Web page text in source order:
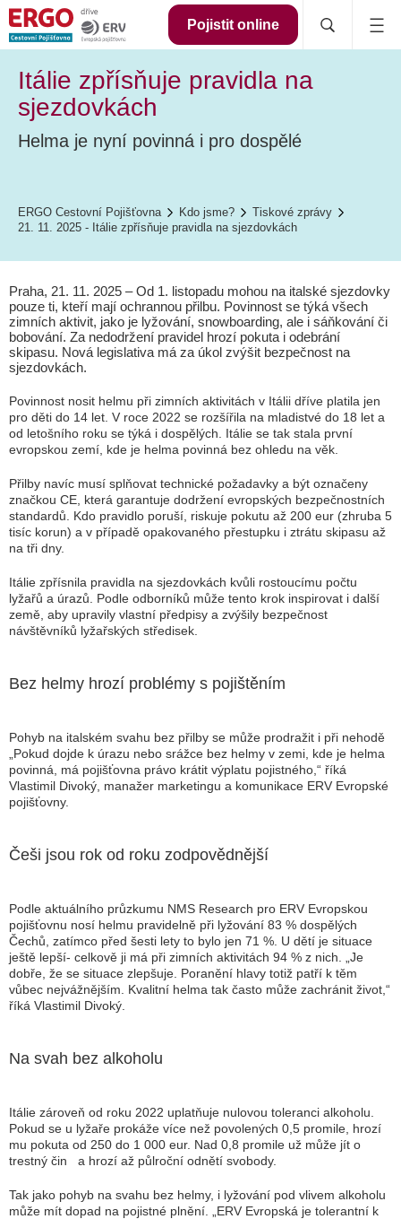
Pojistit online
Itálie zpřísňuje pravidla na
sjezdovkách
Helma je nyní povinná i pro dospělé
ERGO Cestovní Pojišťovna Kdo jsme?
Tiskové zprávy
21. 11. 2025 - Itálie zpřísňuje pravidla na sjezdovkách
Praha, 21. 11. 2025 – Od 1. listopadu mohou na italské sjezdovky
pouze ti, kteří mají ochrannou přilbu. Povinnost se týká všech
zimních aktivit, jako je lyžování, snowboarding, ale i sáňkování či
bobování. Za nedodržení pravidel hrozí pokuta i odebrání
skipasu. Nová legislativa má za úkol zvýšit bezpečnost na
sjezdovkách.
Povinnost nosit helmu při zimních aktivitách v Itálii dříve platila jen
pro děti do 14 let. V roce 2022 se rozšířila na mladistvé do 18 let a
od letošního roku se týká i dospělých. Itálie se tak stala první
evropskou zemí, kde je helma povinná bez ohledu na věk.
Přilby navíc musí splňovat technické požadavky a být označeny
značkou CE, která garantuje dodržení evropských bezpečnostních
standardů. Kdo pravidlo poruší, riskuje pokutu až 200 eur (zhruba 5
tisíc korun) a v případě opakovaného přestupku i ztrátu skipasu až
na tři dny.
Itálie zpřísnila pravidla na sjezdovkách kvůli rostoucímu počtu
lyžařů a úrazů. Podle odborníků může tento krok inspirovat i další
země, aby upravily vlastní předpisy a zvýšily bezpečnost
návštěvníků lyžařských středisek.
Bez helmy hrozí problémy s pojištěním
Pohyb na italském svahu bez přilby se může prodražit i při nehodě
„Pokud dojde k úrazu nebo srážce bez helmy v zemi, kde je helma
povinná, má pojišťovna právo krátit výplatu pojistného,“ říká
Vlastimil Divoký, manažer marketingu a komunikace ERV Evropské
pojišťovny.
Češi jsou rok od roku zodpovědnější
Podle aktuálního průzkumu NMS Research pro ERV Evropskou
pojišťovnu nosí helmu pravidelně při lyžování 83 % dospělých
Čechů, zatímco před šesti lety to bylo jen 71 %. U dětí je situace
ještě lepší- celkově ji má při zimních aktivitách 94 % z nich. „Je
dobře, že se situace zlepšuje. Poranění hlavy totiž patří k těm
vůbec nejvážnějším. Kvalitní helma tak často může zachránit život,“
říká Vlastimil Divoký.
Na svah bez alkoholu
Itálie zároveň od roku 2022 uplatňuje nulovou toleranci alkoholu.
Pokud se u lyžaře prokáže více než povolených 0,5 promile, hrozí
mu pokuta od 250 do 1 000 eur. Nad 0,8 promile už může jít o
trestný čin a hrozí až půlroční odnětí svobody.
Tak jako pohyb na svahu bez helmy, i lyžování pod vlivem alkoholu
může mít dopad na pojistné plnění. „ERV Evropská je tolerantní k